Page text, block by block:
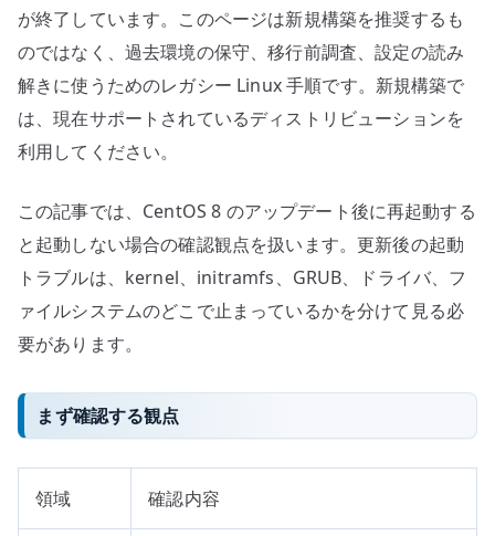
の
が終了しています。このページは新規構築を推奨するも
のではなく、過去環境の保守、移行前調査、設定の読み
解きに使うためのレガシー Linux 手順です。新規構築で
は、現在サポートされているディストリビューションを
利用してください。
この記事では、CentOS 8 のアップデート後に再起動する
と起動しない場合の確認観点を扱います。更新後の起動
トラブルは、kernel、initramfs、GRUB、ドライバ、フ
ァイルシステムのどこで止まっているかを分けて見る必
要があります。
まず確認する観点
領域 確認内容